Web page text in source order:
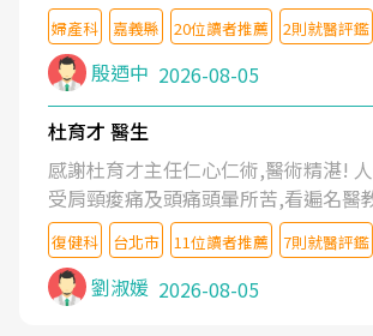
婦產科 嘉義縣 20位讀者推薦 2則就醫評鑑
殷迺中 2026-08-05
杜育才 醫生
感謝杜育才主任仁心仁術,醫術精湛!
受肩頸痠痛及頭痛頭暈所苦,看遍名醫
檢查,也嘗試過西醫打針,中醫針灸及物
沒有用,後來連吃到嗎啡類止痛藥都效
症狀,沒多久就痛起來,多年失眠嚴重影
台灣親友介紹忠孝醫院杜育才主任是頸
復健科 台北市 11位讀者推薦 7則就醫評鑑
劉淑媛 2026-08-05